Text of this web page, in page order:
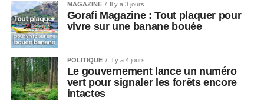
MAGAZINE Il y a 3 jours
Gorafi Magazine : Tout plaquer pour
vivre sur une banane bouée
POLITIQUE Il y a 4 jours
Le gouvernement lance un numéro
vert pour signaler les forêts encore
intactes